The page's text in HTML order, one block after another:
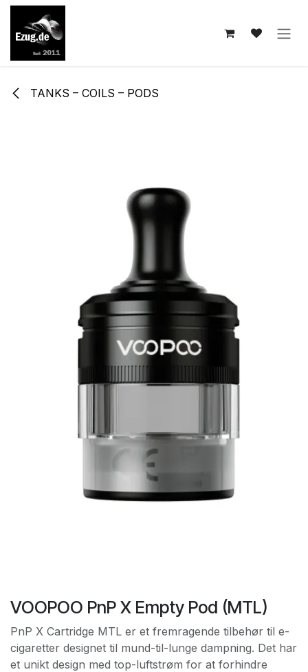
Zum Inhalt springen
TANKS – COILS – PODS
VOOPOO PnP X Empty Pod (MTL)
PnP X Cartridge MTL er et fremragende tilbehør til e-
cigaretter designet til mund-til-lunge dampning. Det har
et unikt design med top-luftstrøm for at forhindre